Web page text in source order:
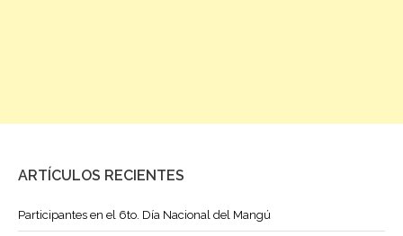
ARTÍCULOS RECIENTES
Participantes en el 6to. Día Nacional del Mangú